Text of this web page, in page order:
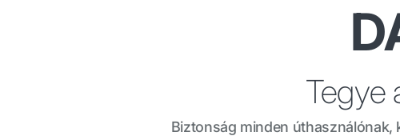
Tegye
Biztonság minden